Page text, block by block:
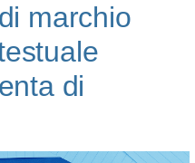
marchio
di